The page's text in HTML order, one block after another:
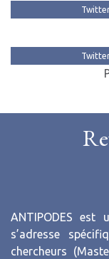
ANTIPODES est
s’adresse
chercheurs